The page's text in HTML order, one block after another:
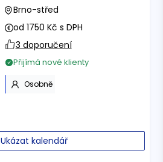
Brno-střed
od 1750 Kč s DPH
3 doporučení
Přijímá nové klienty
Osobně
Ukázat kalendář